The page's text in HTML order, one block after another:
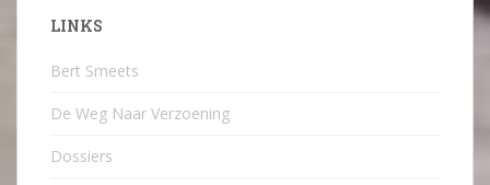
LINKS
Bert Smeets
De Weg Naar Verzoening
Dossiers